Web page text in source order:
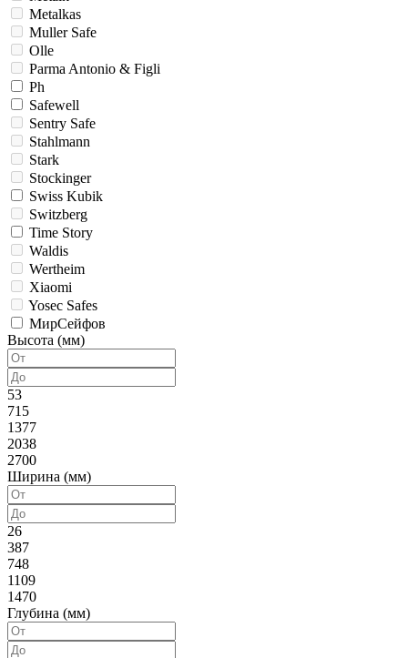
Metalkas
Muller Safe
Olle
Parma Antonio & Figli
Ph
Safewell
Sentry Safe
Stahlmann
Stark
Stockinger
Swiss Kubik
Switzberg
Time Story
Waldis
Wertheim
Xiaomi
Yosec Safes
МирСейфов
Высота (мм)
53
715
1377
2038
2700
Ширина (мм)
26
387
748
1109
1470
Глубина (мм)